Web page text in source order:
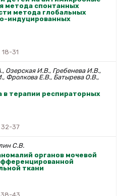
метода спонтанных
метода глобальных
индуцированных
18-31
Озерская И.В., Гребенева И.В.,
Фролкова Е.В., Батырева О.В.,
в терапии респираторных
32-37
С.В.
органов мочевой
ткани